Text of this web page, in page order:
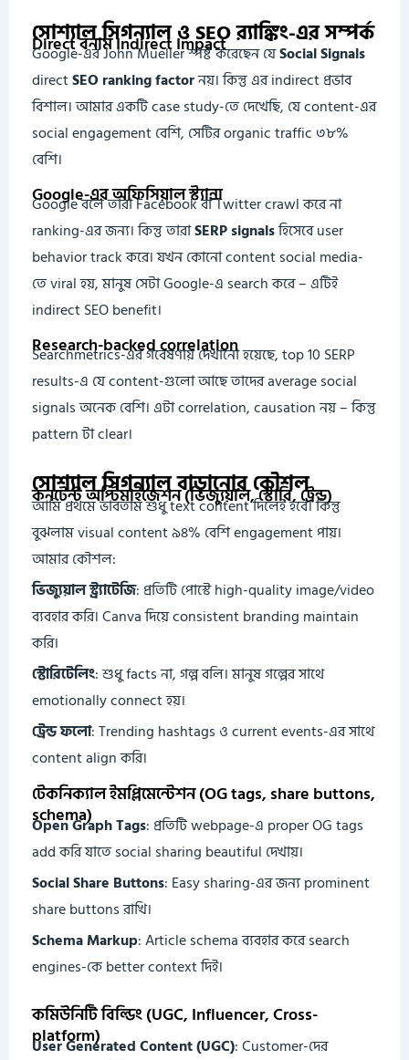
সোশ্যাল সিগন্যাল ও SEO র‍্যাঙ্কিং-এর সম্পর্ক
Direct বনাম Indirect Impact
Google-এর John Mueller স্পষ্ট করেছেন যেSocial Signals
directSEO ranking factorনয়। কিন্তু এর indirect প্রভাব
বিশাল। আমার একটি case study-তে দেখেছি, যে content-এর
social engagement বেশি, সেটির organic traffic ৩৮%
বেশি।
Google-এর অফিসিয়াল স্ট্যান্স
Google বলে তারা Facebook বা Twitter crawl করে না
ranking-এর জন্য। কিন্তু তারাSERP signalsহিসেবে user
behavior track করে। যখন কোনো content social media-
তে viral হয়, মানুষ সেটা Google-এ search করে – এটিই
indirect SEO benefit।
Research-backed correlation
Searchmetrics-এর গবেষণায় দেখানো হয়েছে, top 10 SERP
results-এ যে content-গুলো আছে তাদের average social
signals অনেক বেশি। এটা correlation, causation নয় – কিন্তু
pattern টা clear।
সোশ্যাল সিগন্যাল বাড়ানোর কৌশল
কনটেন্ট অপ্টিমাইজেশন (ভিজ্যুয়াল, স্টোরি, ট্রেন্ড)
আমি প্রথমে ভাবতাম শুধু text content দিলেই হবে। কিন্তু
বুঝলাম visual content ৯৪% বেশি engagement পায়।
আমার কৌশল:
ভিজ্যুয়াল স্ট্র্যাটেজি: প্রতিটি পোস্টে high-quality image/video
ব্যবহার করি। Canva দিয়ে consistent branding maintain
করি।
স্টোরিটেলিং: শুধু facts না, গল্প বলি। মানুষ গল্পের সাথে
emotionally connect হয়।
ট্রেন্ড ফলো: Trending hashtags ও current events-এর সাথে
content align করি।
টেকনিক্যাল ইমপ্লিমেন্টেশন (OG tags, share buttons,
schema)
Open Graph Tags: প্রতিটি webpage-এ proper OG tags
add করি যাতে social sharing beautiful দেখায়।
Social Share Buttons: Easy sharing-এর জন্য prominent
share buttons রাখি।
Schema Markup: Article schema ব্যবহার করে search
engines-কে better context দিই।
কমিউনিটি বিল্ডিং (UGC, Influencer, Cross-
platform)
User Generated Content (UGC): Customer-দের